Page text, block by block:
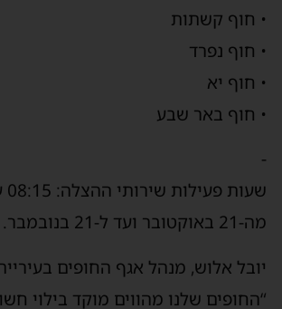
חוף קשתות
חוף נפרד
חוף יא
חוף באר שבע
ועד ל-21 בנובמבר.
אלוש, מנהל אגף החופים בעיריית
שלנו מהווים מוקד בילוי